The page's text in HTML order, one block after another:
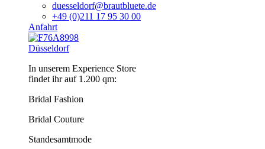
duesseldorf@brautbluete.de
+49 (0)211 17 95 30 00
Anfahrt
Düsseldorf
In unserem Experience Store
findet ihr auf 1.200 qm:
Bridal Fashion
Bridal Couture
Standesamtmode